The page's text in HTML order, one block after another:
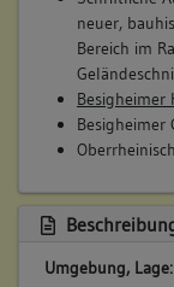
9. Bauphase:
(1784)
Beschreibung
Oben in der
mit der
Assecuration
Betroffene
keine
neuer,
Bereich im
Besigheimer
Besigheimer
Umgebung, Lage: